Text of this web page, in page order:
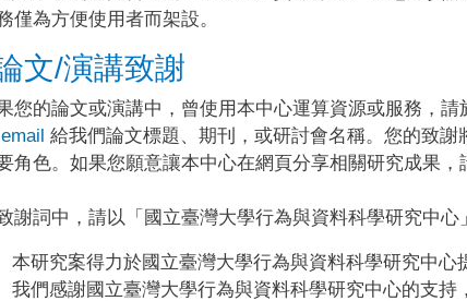
僅為方便使用者而架設。
文/演講致謝
您的論文或演講中，曾使用本中心運算資源或服務，請
email 給我們論文標題、期刊，或研討會名稱。您的致
角色。如果您願意讓本中心在網頁分享相關研究成果，
謝詞中，請以「國立臺灣大學行為與資料科學研究中心
本研究案得力於國立臺灣大學行為與資料科學研究中心
我們感謝國立臺灣大學行為與資料科學研究中心的支持